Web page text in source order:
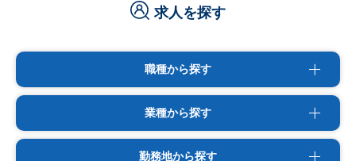
求人を探す
職種から探す
業種から探す
勤務地から探す